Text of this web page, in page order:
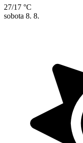
27/17 °C
sobota 8. 8.